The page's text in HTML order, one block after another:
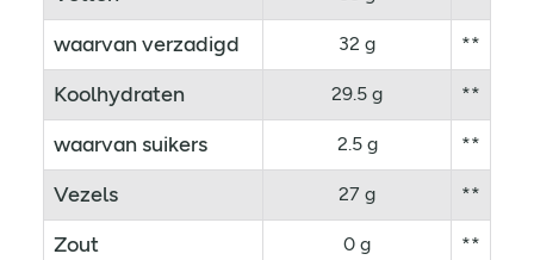
waarvan verzadigd 32 g **
Koolhydraten 29.5 g **
waarvan suikers 2.5 g **
Vezels 27 g **
Zout 0 g **